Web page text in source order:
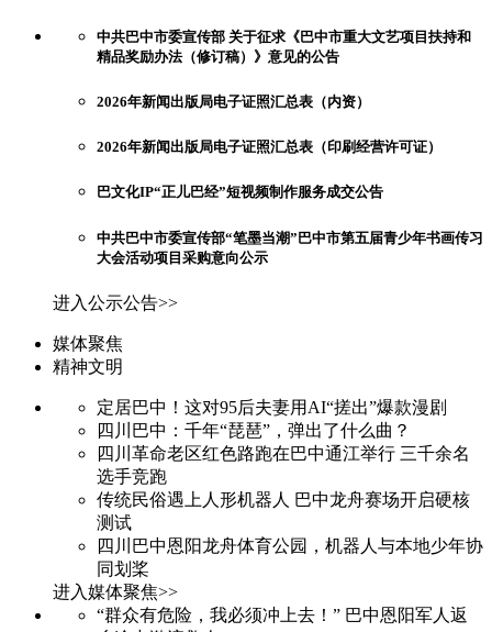
中共巴中市委宣传部 关于征求《巴中市重大文艺项目扶持和
精品奖励办法（修订稿）》意见的公告
2026年新闻出版局电子证照汇总表（内资）
2026年新闻出版局电子证照汇总表（印刷经营许可证）
巴文化IP“正儿巴经”短视频制作服务成交公告
中共巴中市委宣传部“笔墨当潮”巴中市第五届青少年书画传习
大会活动项目采购意向公示
进入公示公告>>
媒体聚焦
精神文明
定居巴中！这对95后夫妻用AI“搓出”爆款漫剧
四川巴中：千年“琵琶”，弹出了什么曲？
四川革命老区红色路跑在巴中通江举行 三千余名
选手竞跑
传统民俗遇上人形机器人 巴中龙舟赛场开启硬核
测试
四川巴中恩阳龙舟体育公园，机器人与本地少年协
同划桨
进入媒体聚焦>>
“群众有危险，我必须冲上去！” 巴中恩阳军人返